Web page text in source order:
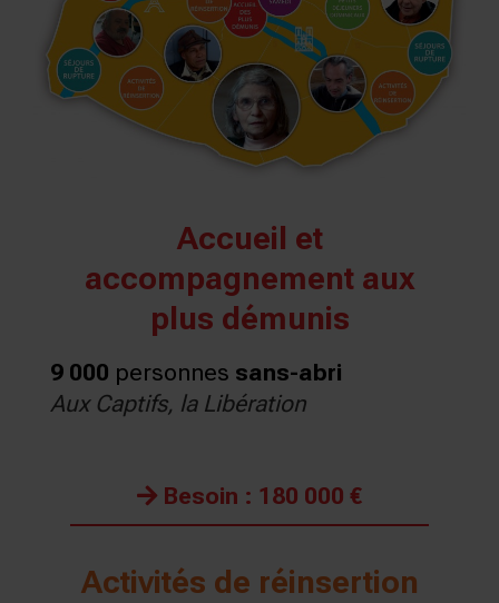
Accueil et
accompagnement aux
plus démunis
9 000 personnes sans-abri
Aux Captifs, la Libération
Besoin : 180 000 €
Activités de réinsertion